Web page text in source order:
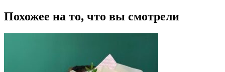
Похожее на то, что вы смотрели